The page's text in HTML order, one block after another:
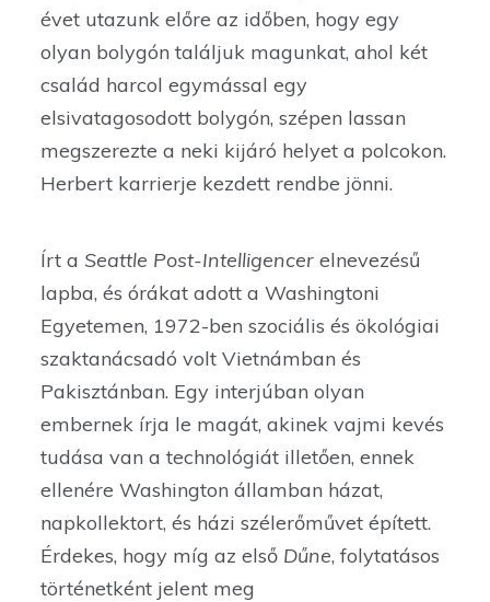
évet utazunk előre az időben, hogy egy
olyan bolygón találjuk magunkat, ahol két
család harcol egymással egy
elsivatagosodott bolygón, szépen lassan
megszerezte a neki kijáró helyet a polcokon.
Herbert karrierje kezdett rendbe jönni.
Írt aSeattle Post-Intelligencer elnevezésű
lapba, és órákat adott a Washingtoni
Egyetemen, 1972-ben szociális és ökológiai
szaktanácsadó volt Vietnámban és
Pakisztánban. Egy interjúban olyan
embernek írja le magát, akinek vajmi kevés
tudása van a technológiát illetően, ennek
ellenére Washington államban házat,
napkollektort, és házi szélerőművet épített.
Érdekes, hogy míg az első Dűne, folytatásos
történetként jelent meg